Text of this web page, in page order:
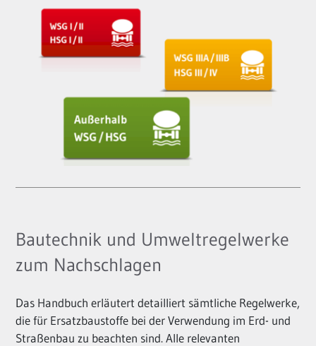
Bautechnik und Umweltregelwerke
zum Nachschlagen
Das Handbuch erläutert detailliert sämtliche Regelwerke,
die für Ersatzbaustoffe bei der Verwendung im Erd- und
Straßenbau zu beachten sind. Alle relevanten